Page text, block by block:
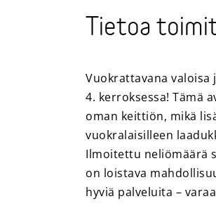
Tietoa
Vuokrattavana
4. kerroksessa! Tämä
oman keittiön, mikä
vuokralaisilleen
Ilmoitettu neliömäärä
on loistava
hyviä palveluita –